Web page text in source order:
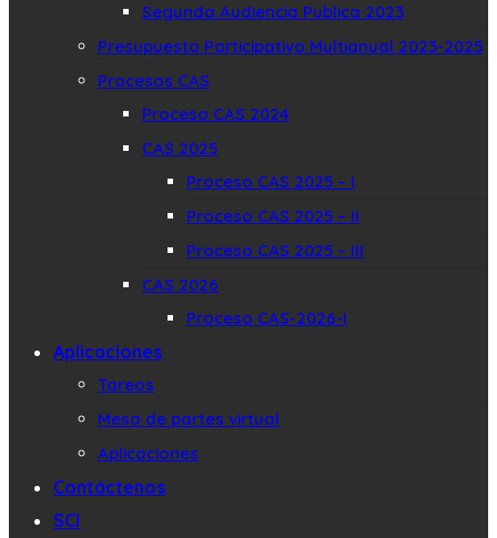
Segunda Audiencia Publica 2023
Presupuesto Participativo Multianual 2023-2025
Procesos CAS
Proceso CAS 2024
CAS 2025
Proceso CAS 2025 – I
Proceso CAS 2025 – II
Proceso CAS 2025 – III
CAS 2026
Proceso CAS-2026-I
Aplicaciones
Tareos
Mesa de partes virtual
Aplicaciones
Contáctenos
SCI